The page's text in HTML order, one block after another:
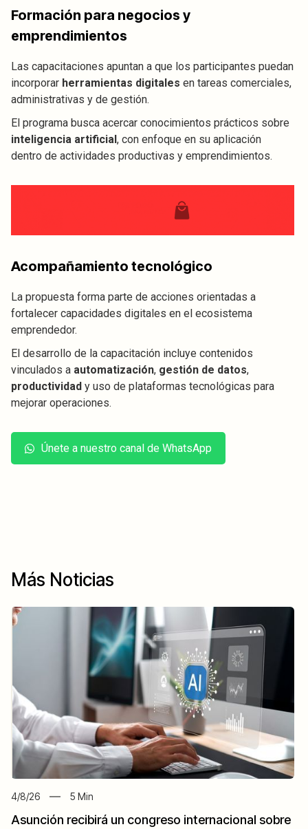
Formación para negocios y
emprendimientos
Las capacitaciones apuntan a que los participantes puedan
incorporar herramientas digitales en tareas comerciales,
administrativas y de gestión.
El programa busca acercar conocimientos prácticos sobre
inteligencia artificial, con enfoque en su aplicación
dentro de actividades productivas y emprendimientos.
Acompañamiento tecnológico
La propuesta forma parte de acciones orientadas a
fortalecer capacidades digitales en el ecosistema
emprendedor.
El desarrollo de la capacitación incluye contenidos
vinculados a automatización, gestión de datos,
productividad y uso de plataformas tecnológicas para
mejorar operaciones.
Únete a nuestro canal de WhatsApp
Más Noticias
4/8/26 5 Min
Asunción recibirá un congreso internacional sobre